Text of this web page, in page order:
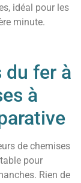
idéal pour les
minute.
du fer à
à
de chemises
pour
Rien de